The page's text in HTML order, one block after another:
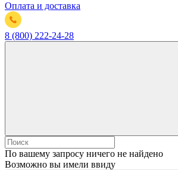
Оплата и доставка
8 (800) 222-24-28
По вашему запросу ничего не найдено
Возможно вы имели ввиду